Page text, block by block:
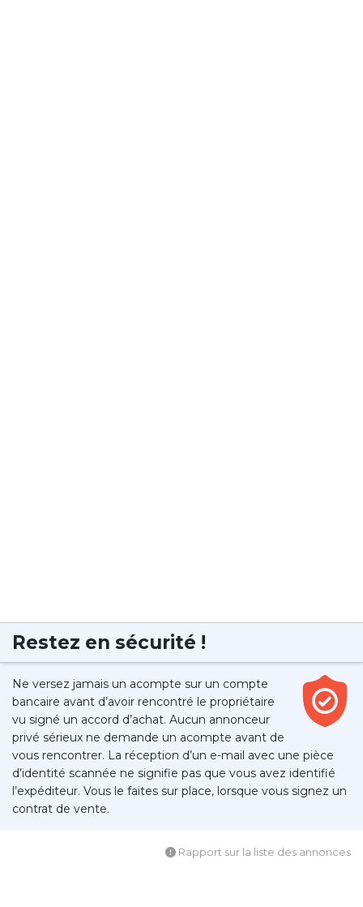
Restez en sécurité !
Ne versez jamais un acompte sur un compte
bancaire avant d’avoir rencontré le propriétaire
vu signé un accord d’achat. Aucun annonceur
privé sérieux ne demande un acompte avant de
vous rencontrer. La réception d’un e-mail avec une pièce
d’identité scannée ne signifie pas que vous avez identifié
l’expéditeur. Vous le faites sur place, lorsque vous signez un
contrat de vente.
Rapport sur la liste des annonces